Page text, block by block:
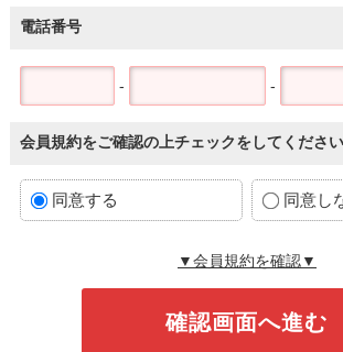
電話番号
- -
会員規約をご確認の上チェックをしてください
同意する 同意し
▼会員規約を確認▼